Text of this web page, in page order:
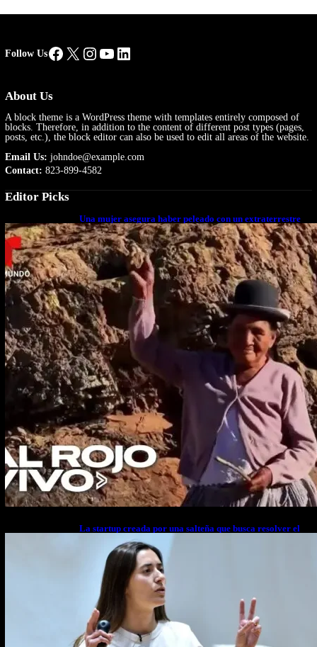
Follow UsFacebook
X Instagram
YouTube
LinkedIn
About Us
A block theme is a WordPress theme with templates entirely composed of
blocks. Therefore, in addition to the content of different post types (pages,
posts, etc.), the block editor can also be used to edit all areas of the website.
Email Us: johndoe@example.com
Contact: 823-899-4582
Editor Picks
Una mujer asegura haber peleado con un extraterrestre
cuerpo a cuerpo
La startup creada por una salteña que busca resolver el
estrés financiero en Latinoamérica